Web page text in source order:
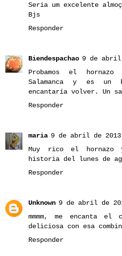
Seria um excelente
Bjs
Responder
Biendespachao 9 de abril
Probamos el hornazo
Salamanca y es un
encantaría volver. Un
Responder
maria 9 de abril de
Muy rico el hornazo
historia del lunes de
Responder
Unknown 9 de abril de
mmmm, me encanta
deliciosa con esa
Responder